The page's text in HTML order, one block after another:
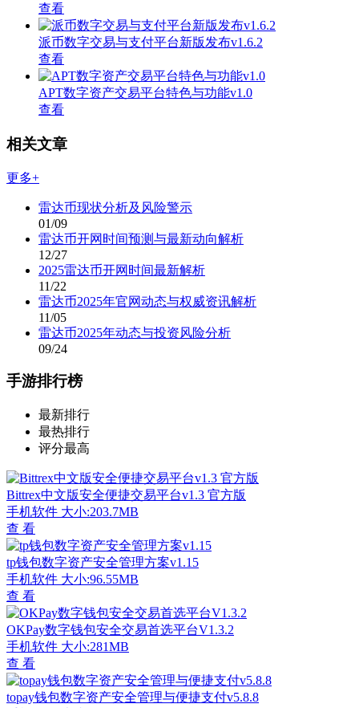
查看
派币数字交易与支付平台新版发布v1.6.2
查看
APT数字资产交易平台特色与功能v1.0
查看
相关文章
更多+
雷达币现状分析及风险警示
01/09
雷达币开网时间预测与最新动向解析
12/27
2025雷达币开网时间最新解析
11/22
雷达币2025年官网动态与权威资讯解析
11/05
雷达币2025年动态与投资风险分析
09/24
手游排行榜
最新排行
最热排行
评分最高
Bittrex中文版安全便捷交易平台v1.3 官方版
手机软件 大小:203.7MB
查 看
tp钱包数字资产安全管理方案v1.15
手机软件 大小:96.55MB
查 看
OKPay数字钱包安全交易首选平台V1.3.2
手机软件 大小:281MB
查 看
topay钱包数字资产安全管理与便捷支付v5.8.8